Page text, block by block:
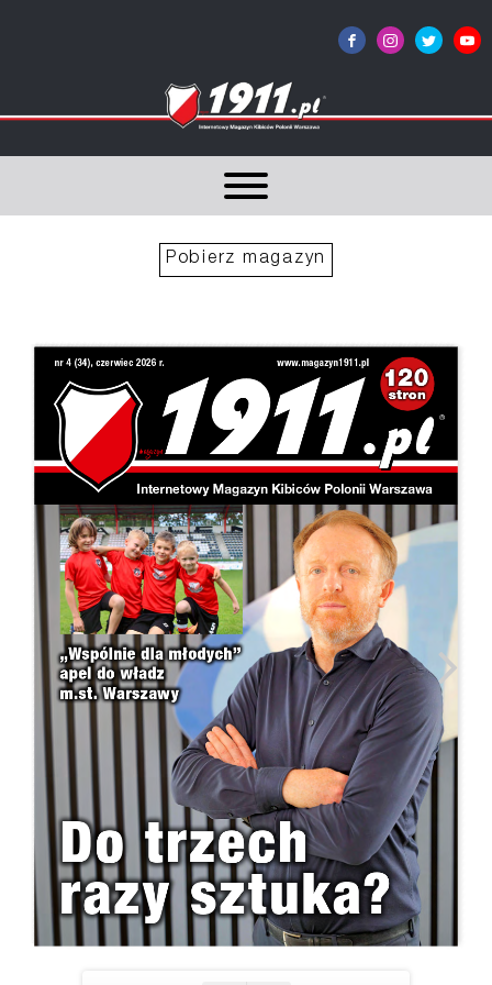
Pobierz magazyn